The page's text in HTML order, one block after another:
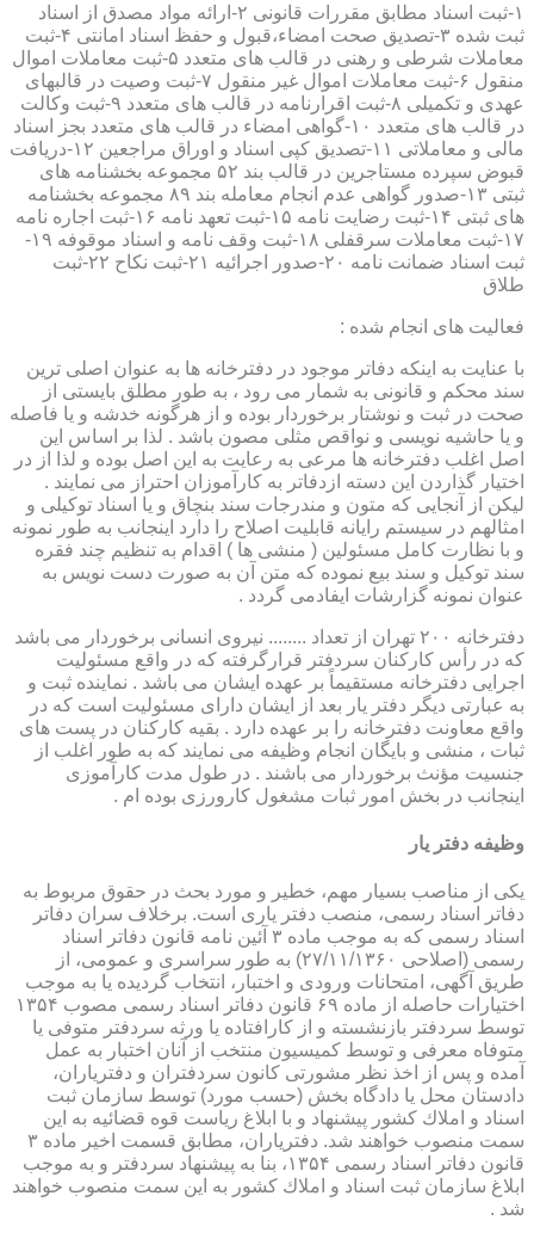
۱-ثبت اسناد مطابق مقررات قانونی ۲-ارائه مواد مصدق از اسناد
ثبت شده ۳-تصدیق صحت امضاء،قبول و حفظ اسناد امانتی ۴-ثبت
معاملات شرطی و رهنی در قالب های متعدد ۵-ثبت معاملات اموال
منقول ۶-ثبت معاملات اموال غیر منقول ۷-ثبت وصیت در قالبهای
عهدی و تکمیلی ۸-ثبت اقرارنامه در قالب های متعدد ۹-ثبت وکالت
در قالب های متعدد ۱۰-گواهی امضاء در قالب های متعدد بجز اسناد
مالی و معاملاتی ۱۱-تصدیق کپی اسناد و اوراق مراجعین ۱۲-دریافت
قبوض سپرده مستاجرین در قالب بند ۵۲ مجموعه بخشنامه های
ثبتی ۱۳-صدور گواهی عدم انجام معامله بند ۸۹ مجموعه بخشنامه
های ثبتی ۱۴-ثبت رضایت نامه ۱۵-ثبت تعهد نامه ۱۶-ثبت اجاره نامه
۱۷-ثبت معاملات سرقفلی ۱۸-ثبت وقف نامه و اسناد موقوفه ۱۹-
ثبت اسناد ضمانت نامه ۲۰-صدور اجرائیه ۲۱-ثبت نکاح ۲۲-ثبت
طلاق
فعالیت های انجام شده :
با عنایت به اینکه دفاتر موجود در دفترخانه ها به عنوان اصلی ترین
سند محکم و قانونی به شمار می رود ، به طور مطلق بایستی از
صحت در ثبت و نوشتار برخوردار بوده و از هرگونه خدشه و یا فاصله
و یا حاشیه نویسی و نواقص مثلی مصون باشد . لذا بر اساس این
اصل اغلب دفترخانه ها مرعی به رعایت به این اصل بوده و لذا از در
اختیار گذاردن این دسته ازدفاتر به کارآموزان احتراز می نمایند .
لیکن از آنجایی که متون و مندرجات سند بنچاق و یا اسناد توکیلی و
امثالهم در سیستم رایانه قابلیت اصلاح را دارد اینجانب به طور نمونه
و با نظارت کامل مسئولین ( منشی ها ) اقدام به تنظیم چند فقره
سند توکیل و سند بیع نموده که متن آن به صورت دست نویس به
عنوان نمونه گزارشات ایفادمی گردد .
دفترخانه ۲۰۰ تهران از تعداد ........ نیروی انسانی برخوردار می باشد
که در رأس کارکنان سردفتر قرارگرفته که در واقع مسئولیت
اجرایی دفترخانه مستقیماً بر عهده ایشان می باشد . نماینده ثبت و
به عبارتی دیگر دفتر یار بعد از ایشان دارای مسئولیت است که در
واقع معاونت دفترخانه را بر عهده دارد . بقیه کارکنان در پست های
ثبات ، منشی و بایگان انجام وظیفه می نمایند که به طور اغلب از
جنسیت مؤنث برخوردار می باشند . در طول مدت کارآموزی
اینجانب در بخش امور ثبات مشغول کارورزی بوده ام .
وظیفه دفتر یار
یكی از مناصب بسیار مهم، خطیر و مورد بحث در حقوق مربوط به
دفاتر اسناد رسمی، منصب دفتر یاری است. برخلاف سران دفاتر
اسناد رسمی كه به موجب ماده ۳ آئین نامه قانون دفاتر اسناد
رسمی (اصلاحی ۲۷/۱۱/۱۳۶۰) به طور سراسری و عمومی، از
طریق آگهی، امتحانات ورودی و اختبار، انتخاب گردیده یا به موجب
اختیارات حاصله از ماده ۶۹ قانون دفاتر اسناد رسمی مصوب ۱۳۵۴
توسط سردفتر بازنشسته و از كارافتاده یا ورثه سردفتر متوفی یا
متوفاه معرفی و توسط كمیسیون منتخب از آنان اختبار به عمل
آمده و پس از اخذ نظر مشورتی كانون سردفتران و دفتریاران،
دادستان محل یا دادگاه بخش (حسب مورد) توسط سازمان ثبت
اسناد و املاك كشور پیشنهاد و با ابلاغ ریاست قوه قضائیه به این
سمت منصوب خواهند شد. دفتریاران، مطابق قسمت اخیر ماده ۳
قانون دفاتر اسناد رسمی ۱۳۵۴، بنا به پیشنهاد سردفتر و به موجب
ابلاغ سازمان ثبت اسناد و املاك كشور به این سمت منصوب خواهند
شد .